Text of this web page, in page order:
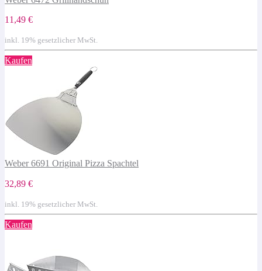
11,49 €
inkl. 19% gesetzlicher MwSt.
Kaufen
Weber 6691 Original Pizza Spachtel
32,89 €
inkl. 19% gesetzlicher MwSt.
Kaufen